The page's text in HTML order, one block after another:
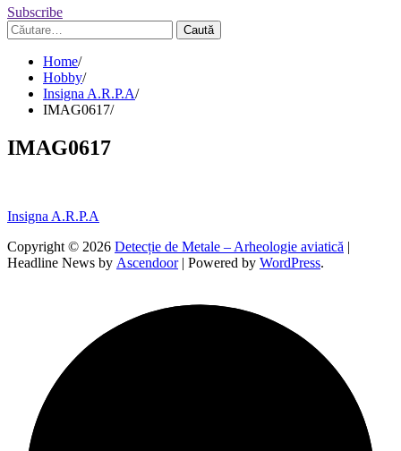
Subscribe
Caută
după:
Home
Hobby
Insigna A.R.P.A
IMAG0617
IMAG0617
Navigare
în
articole
Insigna A.R.P.A
Copyright © 2026 Detecție de Metale – Arheologie aviatică |
Headline News by Ascendoor| Powered by WordPress.